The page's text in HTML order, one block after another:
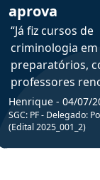
aprova
“Já fiz cursos de
criminologia em
preparatórios,
professores
fiz curso em pós
graduação.
Professor do
sem dúvida, o
Henrique - 04/07/
SGC: PF - Delegado:
(Edital 2025_001_2)